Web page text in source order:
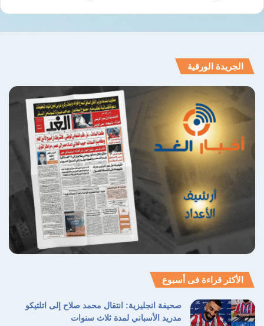
الجريدة الورقية
الأكثر قراءة فى أسبوع
صحيفة انجليزية: انتقال محمد صلاح إلى اتلتيكو
مدريد الأسباني لمدة ثلاث سنوات